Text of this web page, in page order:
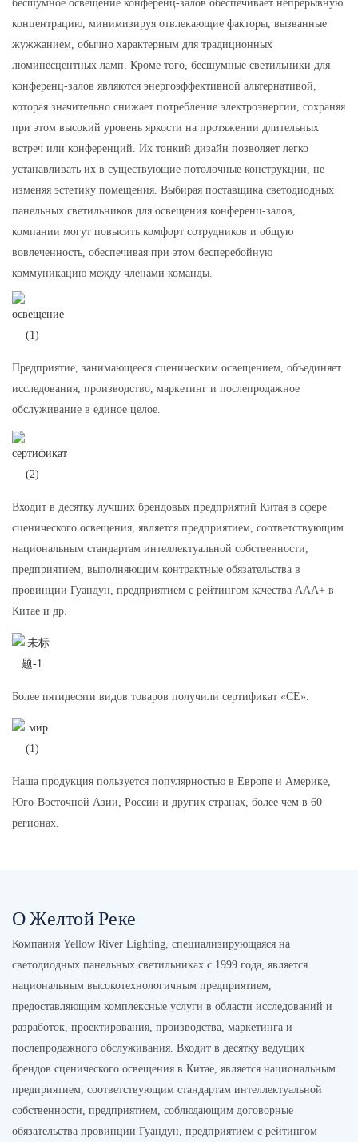
бесшумное освещение конференц-залов обеспечивает непрерывную
концентрацию, минимизируя отвлекающие факторы, вызванные
жужжанием, обычно характерным для традиционных
люминесцентных ламп. Кроме того, бесшумные светильники для
конференц-залов являются энергоэффективной альтернативой,
которая значительно снижает потребление электроэнергии, сохраняя
при этом высокий уровень яркости на протяжении длительных
встреч или конференций. Их тонкий дизайн позволяет легко
устанавливать их в существующие потолочные конструкции, не
изменяя эстетику помещения. Выбирая поставщика светодиодных
панельных светильников для освещения конференц-залов,
компании могут повысить комфорт сотрудников и общую
вовлеченность, обеспечивая при этом бесперебойную
коммуникацию между членами команды.
Предприятие, занимающееся сценическим освещением, объединяет
исследования, производство, маркетинг и послепродажное
обслуживание в единое целое.
Входит в десятку лучших брендовых предприятий Китая в сфере
сценического освещения, является предприятием, соответствующим
национальным стандартам интеллектуальной собственности,
предприятием, выполняющим контрактные обязательства в
провинции Гуандун, предприятием с рейтингом качества AAA+ в
Китае и др.
Более пятидесяти видов товаров получили сертификат «CE».
Наша продукция пользуется популярностью в Европе и Америке,
Юго-Восточной Азии, России и других странах, более чем в 60
регионах.
О Желтой Реке
Компания Yellow River Lighting, специализирующаяся на
светодиодных панельных светильниках с 1999 года, является
национальным высокотехнологичным предприятием,
предоставляющим комплексные услуги в области исследований и
разработок, проектирования, производства, маркетинга и
послепродажного обслуживания. Входит в десятку ведущих
брендов сценического освещения в Китае, является национальным
предприятием, соответствующим стандартам интеллектуальной
собственности, предприятием, соблюдающим договорные
обязательства провинции Гуандун, предприятием с рейтингом